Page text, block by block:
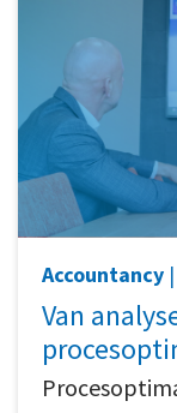
Accountancy
Van